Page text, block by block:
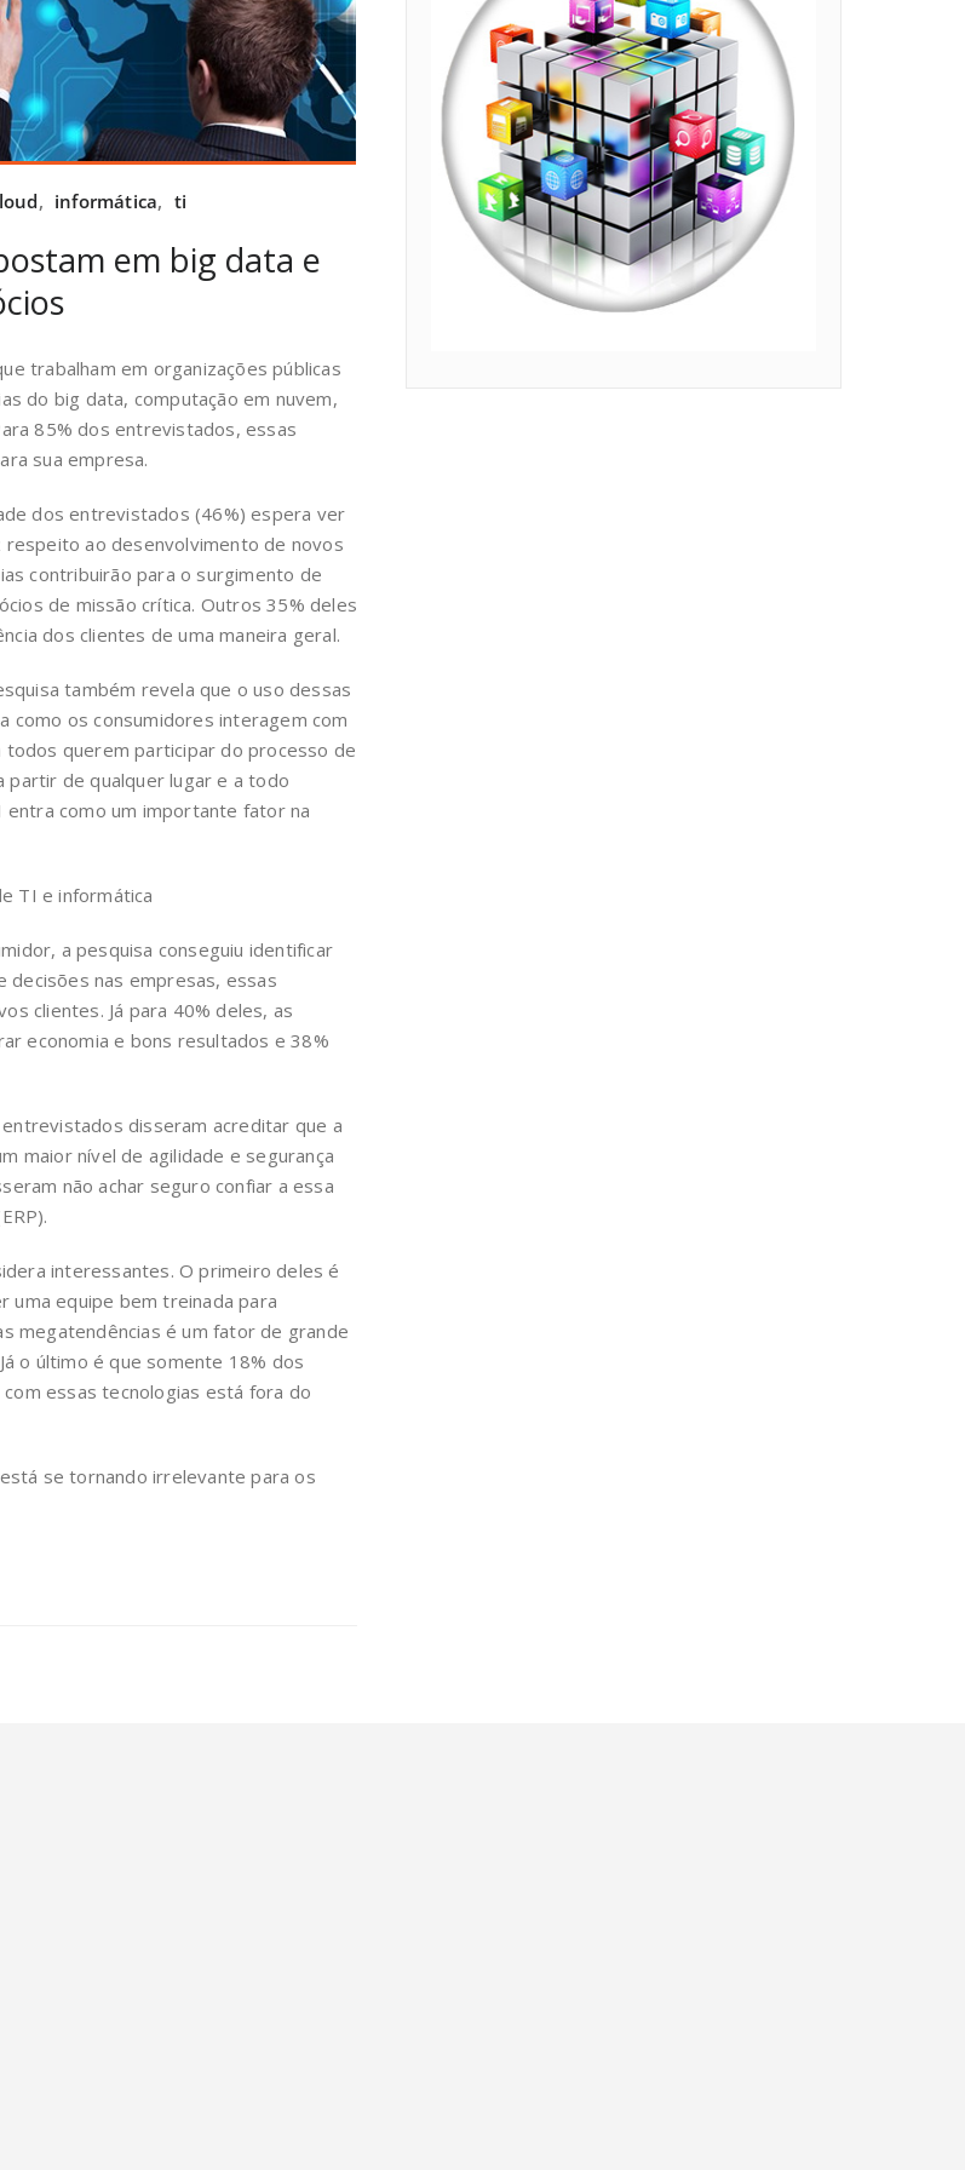
, informática, ti
em big data e
trabalham em organizações públicas
do big data, computação em nuvem,
85% dos entrevistados, essas
sua empresa.
dos entrevistados (46%) espera ver
respeito ao desenvolvimento de novos
contribuirão para o surgimento de
de missão crítica. Outros 35% deles
dos clientes de uma maneira geral.
também revela que o uso dessas
como os consumidores interagem com
querem participar do processo de
partir de qualquer lugar e a todo
entra como um importante fator na
TI e informática
a pesquisa conseguiu identificar
decisões nas empresas, essas
clientes. Já para 40% deles, as
economia e bons resultados e 38%
disseram acreditar que a
maior nível de agilidade e segurança
não achar seguro confiar a essa
interessantes. O primeiro deles é
uma equipe bem treinada para
megatendências é um fator de grande
o último é que somente 18% dos
essas tecnologias está fora do
se tornando irrelevante para os